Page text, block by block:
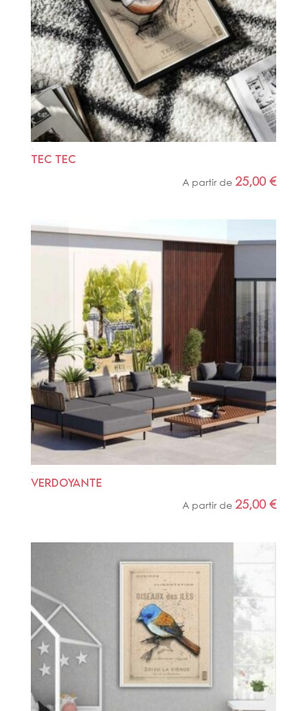
TEC TEC
A partir de 25,00€
VERDOYANTE
A partir de25,00€